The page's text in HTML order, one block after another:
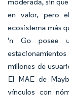
en valor, pero
ecosistema más
'n Go posee
millones de
El MAE de
vínculos con